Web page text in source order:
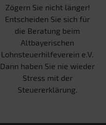
Zögern Sie nicht länger!
Entscheiden Sie sich für
die Beratung beim
Altbayerischen
Lohnsteuerhilfeverein e.V.
Dann haben Sie nie wieder
Stress mit der
Steuererklärung.